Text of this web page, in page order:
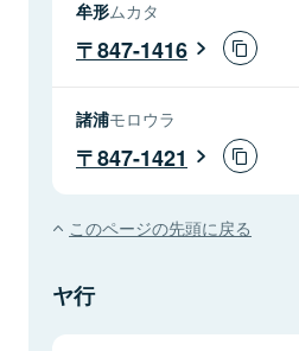
牟形ムカタ
847-1416
諸浦モロウラ
847-1421
このページの先頭に戻る
ヤ行